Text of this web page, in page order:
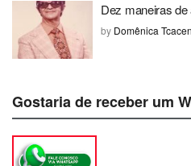
Dez maneiras
by Domênica
Gostaria de receber um